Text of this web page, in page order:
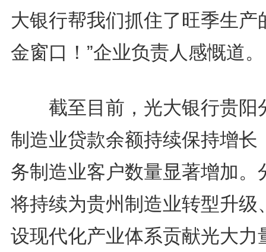
大银行帮我们抓住了旺季生产
金窗口！”企业负责人感慨道。
截至目前，光大银行贵阳
制造业贷款余额持续保持增长
务制造业客户数量显著增加。
将持续为贵州制造业转型升级
设现代化产业体系贡献光大力